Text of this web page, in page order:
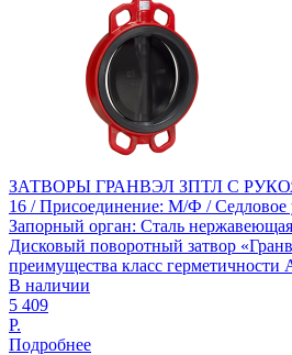
ЗАТВОРЫ ГРАНВЭЛ ЗПТЛ С
16 / Присоединение: М/Ф / Седловое
Запорный орган: Сталь
Дисковый поворотный затвор
преимущества класс герметичности
В наличии
5 409
Р.
Подробнее